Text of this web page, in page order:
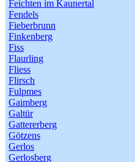
Feichten im Kaunertal
Fendels
Fieberbrunn
Finkenberg
Fiss
Flaurling
Fliess
Flirsch
Fulpmes
Gaimberg
Galtür
Gattererberg
Götzens
Gerlos
Gerlosberg